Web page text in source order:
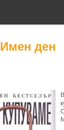
Имен ден